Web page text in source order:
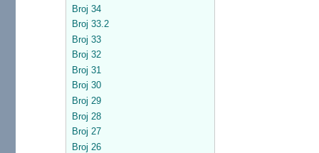
Broj 34
Broj 33.2
Broj 33
Broj 32
Broj 31
Broj 30
Broj 29
Broj 28
Broj 27
Broj 26